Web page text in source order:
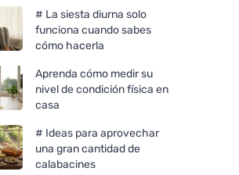
# La siesta diurna solo
funciona cuando sabes
cómo hacerla
Aprenda cómo medir su
nivel de condición física en
casa
# Ideas para aprovechar
una gran cantidad de
calabacines